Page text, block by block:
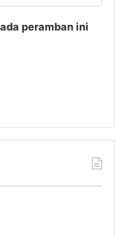
peramban ini